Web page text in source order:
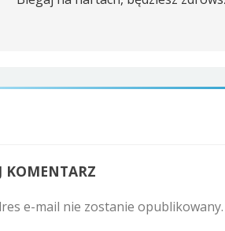
KOMENTARZ
e-mail nie zostanie opublikowany.